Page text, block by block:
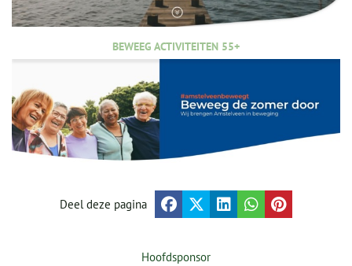
BEWEEG ACTIVITEITEN 55+
Deel deze pagina
Hoofdsponsor